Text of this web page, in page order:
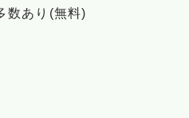
数あり(無料)